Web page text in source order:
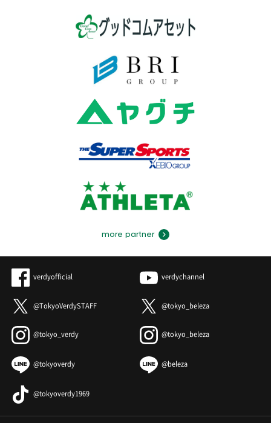
more partner
verdyofficial verdychannel
@TokyoVerdySTAFF @tokyo_beleza
@tokyo_verdy @tokyo_beleza
@tokyoverdy @beleza
@tokyoverdy1969